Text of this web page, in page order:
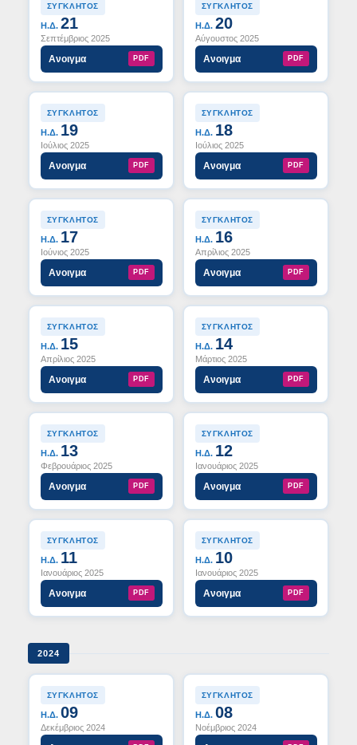
ΣΥΓΚΛΗΤΟΣ
Η.Δ. 21
Σεπτέμβριος 2025
Ανοιγμα PDF
ΣΥΓΚΛΗΤΟΣ
Η.Δ. 20
Αύγουστος 2025
Ανοιγμα PDF
ΣΥΓΚΛΗΤΟΣ
Η.Δ. 19
Ιούλιος 2025
Ανοιγμα PDF
ΣΥΓΚΛΗΤΟΣ
Η.Δ. 18
Ιούλιος 2025
Ανοιγμα PDF
ΣΥΓΚΛΗΤΟΣ
Η.Δ. 17
Ιούνιος 2025
Ανοιγμα PDF
ΣΥΓΚΛΗΤΟΣ
Η.Δ. 16
Απρίλιος 2025
Ανοιγμα PDF
ΣΥΓΚΛΗΤΟΣ
Η.Δ. 15
Απρίλιος 2025
Ανοιγμα PDF
ΣΥΓΚΛΗΤΟΣ
Η.Δ. 14
Μάρτιος 2025
Ανοιγμα PDF
ΣΥΓΚΛΗΤΟΣ
Η.Δ. 13
Φεβρουάριος 2025
Ανοιγμα PDF
ΣΥΓΚΛΗΤΟΣ
Η.Δ. 12
Ιανουάριος 2025
Ανοιγμα PDF
ΣΥΓΚΛΗΤΟΣ
Η.Δ. 11
Ιανουάριος 2025
Ανοιγμα PDF
ΣΥΓΚΛΗΤΟΣ
Η.Δ. 10
Ιανουάριος 2025
Ανοιγμα PDF
2024
ΣΥΓΚΛΗΤΟΣ
Η.Δ. 09
Δεκέμβριος 2024
ΣΥΓΚΛΗΤΟΣ
Η.Δ. 08
Νοέμβριος 2024